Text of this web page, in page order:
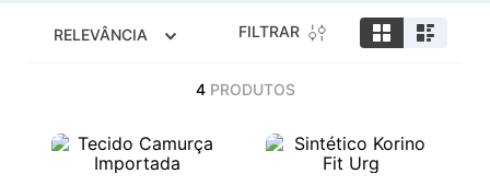
RELEVÂNCIA FILTRAR
4 PRODUTOS